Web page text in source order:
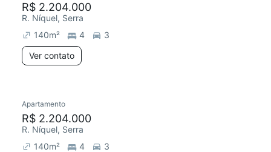
R$ 2.204.000
R. Níquel, Serra
140m² 4
3
Ver contato
Apartamento
R$ 2.204.000
R. Níquel, Serra
140m² 4
3